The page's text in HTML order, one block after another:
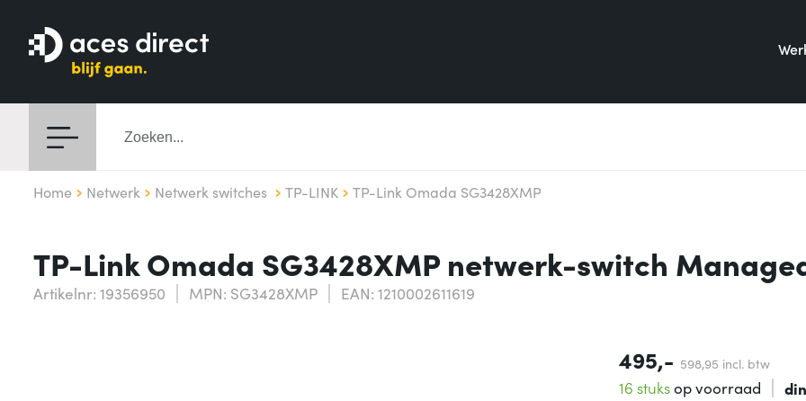
Home Netwerk Netwerk switches TP-LINK TP-Link Omada SG3428XMP
TP-Link Omada SG3428XMP netwerk-switch
Artikelnr: 19356950 MPN: SG3428XMP EAN: 1210002611619
495,- 598,95 incl. btw
16 stuksop voorraad